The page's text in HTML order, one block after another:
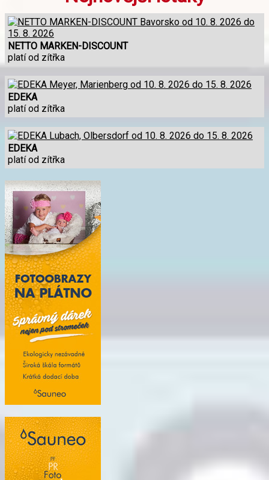
NETTO MARKEN-DISCOUNT
platí od zítřka
EDEKA
platí od zítřka
EDEKA
platí od zítřka